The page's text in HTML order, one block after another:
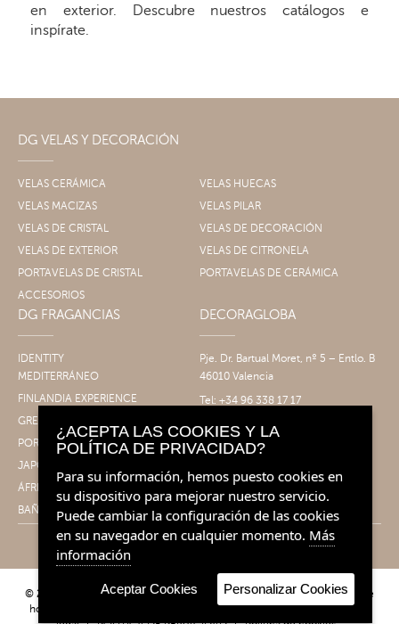
en exterior. Descubre nuestros catálogos e
inspírate.
DG VELAS Y DECORACIÓN
VELAS CERÁMICA
VELAS HUECAS
VELAS MACIZAS
VELAS PILAR
VELAS DE CRISTAL
VELAS DE DECORACIÓN
VELAS DE EXTERIOR
VELAS DE CITRONELA
PORTAVELAS DE CRISTAL
PORTAVELAS DE CERÁMICA
ACCESORIOS
DG FRAGANCIAS
IDENTITY
MEDITERRÁNEO
FINLANDIA EXPERIENCE
GRECIA EXPERIENCE
PORTUGAL EXPERIENCE
JAPÓN EXPERIENCE
ÁFRICA EXPERIENCE
BAÑO&CUERPO
DECORAGLOBA
Pje. Dr. Bartual Moret, nº 5 – Entlo. B
46010 Valencia
Tel: +34 96 338 17 17
info@decoragloba.com
© 2026 Decoragloba - Velas para profesionales y eventos | Fragancias de
hogar. Todos los derechos reservados.
Condiciones de venta |
Aviso
¿ACEPTA LAS COOKIES Y LA
POLÍTICA DE PRIVACIDAD?
Para su información, hemos puesto cookies en
su dispositivo para mejorar nuestro servicio.
Puede cambiar la configuración de las cookies
en su navegador en cualquier momento. Más
información
Aceptar Cookies Personalizar Cookies